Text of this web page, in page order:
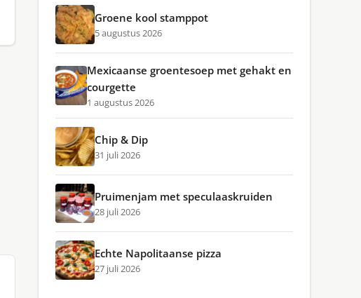
Groene kool stamppot
5 augustus 2026
Mexicaanse groentesoep met gehakt en
courgette
1 augustus 2026
Chip & Dip
31 juli 2026
Pruimenjam met speculaaskruiden
28 juli 2026
Echte Napolitaanse pizza
27 juli 2026